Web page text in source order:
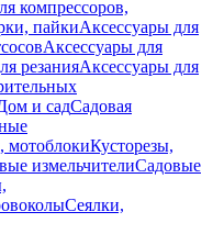
компрессоров,
пайкиАксессуары для
Аксессуары для
резанияАксессуары для
и садСадовая
мотоблокиКусторезы,
измельчителиСадовые
Сеялки,